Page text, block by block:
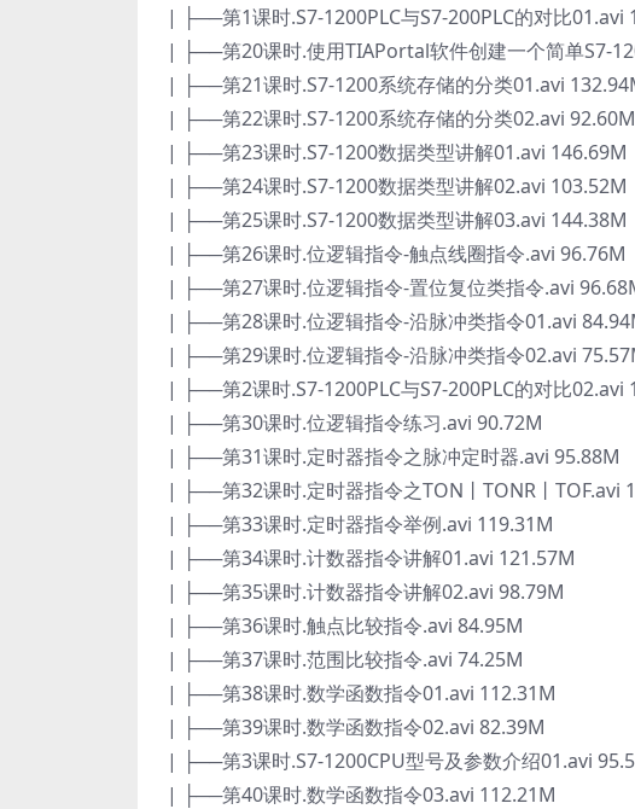
| ├──第1课时.S7-1200PLC与S7-200PLC的对比01.avi
| ├──第20课时.使用TIAPortal软件创建一个简单S7-
| ├──第21课时.S7-1200系统存储的分类01.avi
| ├──第22课时.S7-1200系统存储的分类02.avi 92.60M
| ├──第23课时.S7-1200数据类型讲解01.avi 146.69M
| ├──第24课时.S7-1200数据类型讲解02.avi 103.52M
| ├──第25课时.S7-1200数据类型讲解03.avi 144.38M
| ├──第26课时.位逻辑指令-触点线圈指令.avi 96.76M
| ├──第27课时.位逻辑指令-置位复位类指令.avi
| ├──第28课时.位逻辑指令-沿脉冲类指令01.avi
| ├──第29课时.位逻辑指令-沿脉冲类指令02.avi
| ├──第2课时.S7-1200PLC与S7-200PLC的对比02.avi
| ├──第30课时.位逻辑指令练习.avi 90.72M
| ├──第31课时.定时器指令之脉冲定时器.avi 95.88M
| ├──第32课时.定时器指令之TON丨TONR丨TOF.avi
| ├──第33课时.定时器指令举例.avi 119.31M
| ├──第34课时.计数器指令讲解01.avi 121.57M
| ├──第35课时.计数器指令讲解02.avi 98.79M
| ├──第36课时.触点比较指令.avi 84.95M
| ├──第37课时.范围比较指令.avi 74.25M
| ├──第38课时.数学函数指令01.avi 112.31M
| ├──第39课时.数学函数指令02.avi 82.39M
| ├──第3课时.S7-1200CPU型号及参数介绍01.avi
| ├──第40课时.数学函数指令03.avi 112.21M